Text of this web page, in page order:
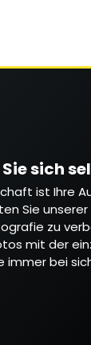
sich
ist Ihre
Sie
zu
mit der
immer bei